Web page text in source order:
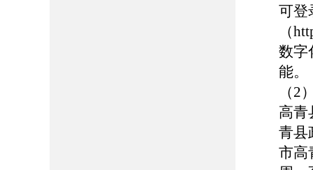
可登
（
数字
能。
（2
高青
青县
市高